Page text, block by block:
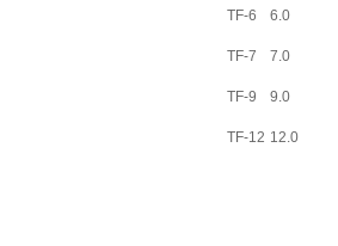
TF-6 6.0
TF-7 7.0
TF-9 9.0
TF-12 12.0